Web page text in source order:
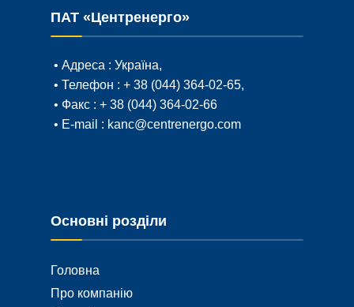
ПАТ «Центренерго»
• Адреса : Україна,
• Телефон : + 38 (044) 364-02-65,
• Факс : + 38 (044) 364-02-66
• E-mail : kanc@centrenergo.com
Основні розділи
Головна
Про компанію